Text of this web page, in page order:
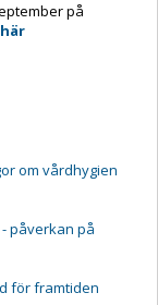
på
här
om vårdhygien
påverkan på
för framtiden